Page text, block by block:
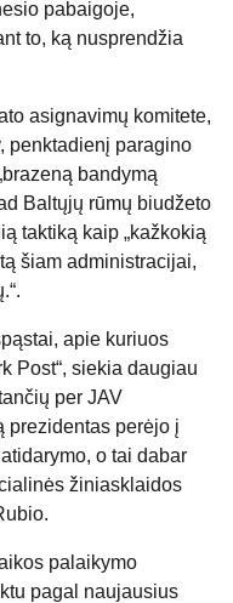
pabaigoje,
to, ką nusprendžia
asignavimų komitete,
penktadienį paragino
bandymą
Baltųjų rūmų biudžeto
taktiką kaip „kažkokią
šiam administracijai,
apie kuriuos
Post“, siekia daugiau
per JAV
prezidentas perėjo į
o tai dabar
žiniasklaidos
palaikymo
pagal naujausius